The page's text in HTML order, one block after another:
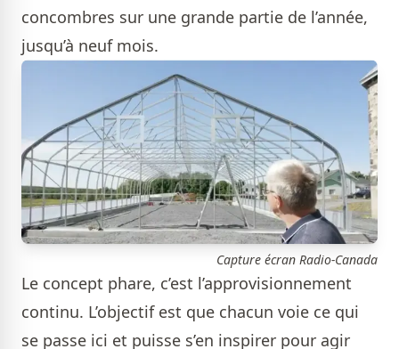
concombres sur une grande partie de l’année,
jusqu’à neuf mois.
Capture écran Radio-Canada
Le concept phare, c’est l’approvisionnement
continu. L’objectif est que chacun voie ce qui
se passe ici et puisse s’en inspirer pour agir